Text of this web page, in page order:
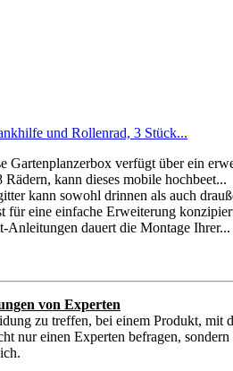
und Rollenrad, 3 Stück...
Gartenplanzerbox verfügt über ein
kann dieses mobile hochbeet...
kann sowohl drinnen als auch
für eine einfache Erweiterung
dauert die Montage Ihrer...
von Experten
zu treffen, bei einem Produkt,
nur einen Experten befragen,